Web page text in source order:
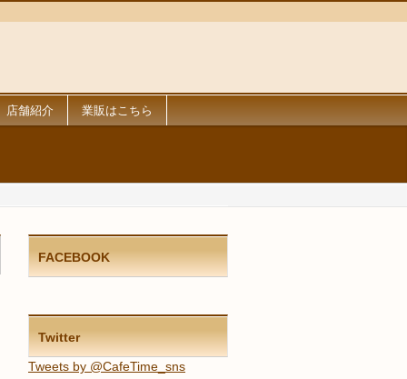
店舗紹介 業販はこちら
FACEBOOK
Twitter
Tweets by @CafeTime_sns